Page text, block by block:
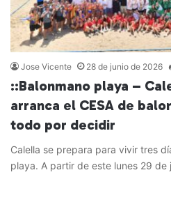
Jose Vicente 28 de junio de 2026
::Balonmano playa –
arranca el CESA de
todo por decidir
Calella se prepara para vivir tres
playa. A partir de este lunes 29 de